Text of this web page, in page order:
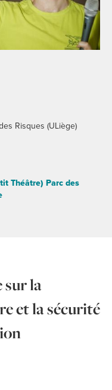
Risques (ULiège)
Théâtre) Parc des
sur la
et la sécurité